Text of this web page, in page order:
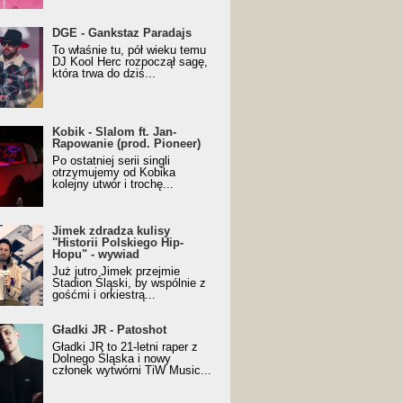
z nagrodą za
Trueschoolowy
Roku (Popkillery 2023)
DGE - Gankstaz Paradajs
To właśnie tu, pół wieku temu
DJ Kool Herc rozpoczął sagę,
która trwa do dziś...
- Slalom ft. Jan-
(prod. Pioneer)
Music Visualiser]
Kobik - Slalom ft. Jan-
Rapowanie (prod. Pioneer)
Po ostatniej serii singli
otrzymujemy od Kobika
kolejny utwór i trochę...
zdradza kulisy "Historii
Hip-Hopu" - wywiad
Jimek zdradza kulisy
"Historii Polskiego Hip-
Hopu" - wywiad
Już jutro Jimek przejmie
Stadion Śląski, by wspólnie z
gośćmi i orkiestrą...
JR - Patoshot
Gładki JR - Patoshot
Gładki JR to 21-letni raper z
Dolnego Śląska i nowy
członek wytwórni TiW Music...